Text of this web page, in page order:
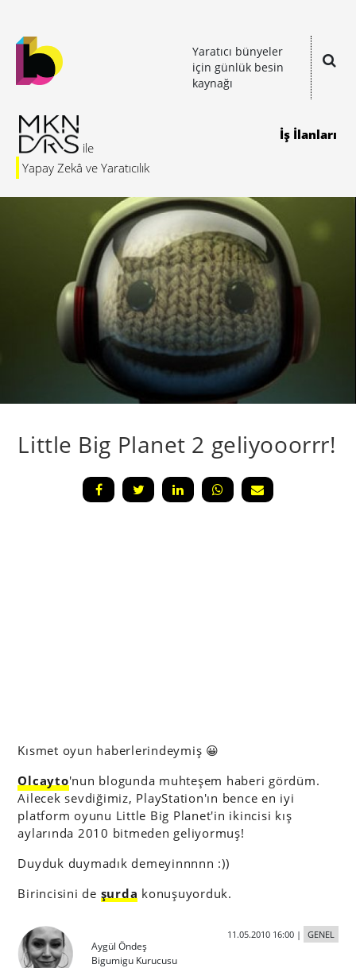
Yaratıcı bünyeler
için günlük besin
kaynağı
Yapay Zekâ ve Yaratıcılık
İş İlanları
Little Big Planet 2 geliyooorrr!
Kısmet oyun haberlerindeymiş 😀
Olcayto'nun blogunda muhteşem haberi gördüm.
Ailecek sevdiğimiz, PlayStation'ın bence en iyi
platform oyunu Little Big Planet'in ikincisi kış
aylarında 2010 bitmeden geliyormuş!
Duyduk duymadık demeyinnnnn :))
Birincisini de şurda konuşuyorduk.
Aygül Öndeş
Bigumigu Kurucusu
11.05.2010 16:00| GENEL